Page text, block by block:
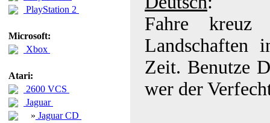
PlayStation 2
Microsoft:
Xbox
Atari:
2600 VCS
Jaguar
» Jaguar CD
Fahre kreuz
Landschaften
Zeit. Benutze
wer der